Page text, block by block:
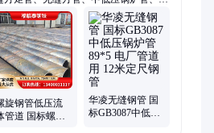
板、厚壁无缝钢管零切
旋钢管低压流
管道 国标螺旋
华凌无缝钢管 国
标GB3087中低压